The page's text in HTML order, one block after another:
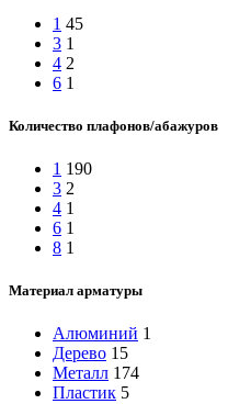
1 45
3 1
4 2
6 1
Количество плафонов/абажуров
1 190
3 2
4 1
6 1
8 1
Материал арматуры
Алюминий 1
Дерево 15
Металл 174
Пластик 5